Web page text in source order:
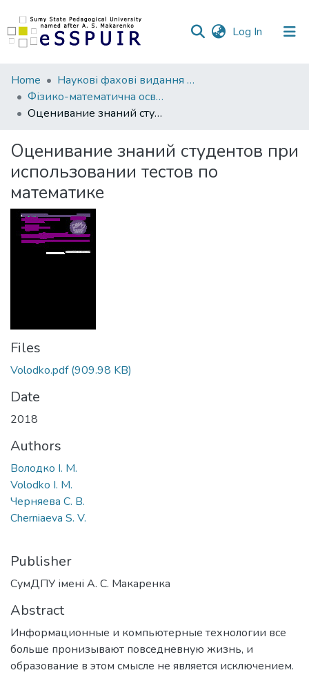
Log In (current)
Communities
&
Collections
Statistics
Home
Наукові фахові видання СумДПУ
Фізико-математична освіта
Оценивание знаний студентов при использовании тестов по математике
Оценивание знаний студентов при
использовании тестов по
математике
Files
Volodko.pdf(909.98 KB)
Date
2018
Authors
Володко І. М.
Volodko I. M.
Черняева С. В.
Cherniaeva S. V.
Publisher
СумДПУ імені А. С. Макаренка
Abstract
Информационные и компьютерные технологии все
больше пронизывают повседневную жизнь, и
образование в этом смысле не является исключением.